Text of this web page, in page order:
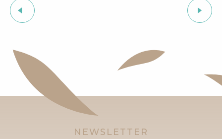
L'heure du conte
Courses d'orientation dans le village de Grimaud
Marché bio et éthique
NEWSLETTER